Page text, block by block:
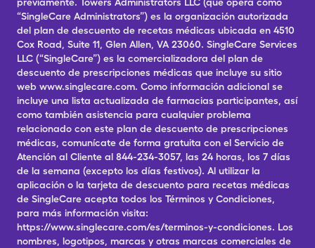
“SingleCare Administrators”) es la organización autorizada
del plan de descuento de recetas médicas ubicada en 4510
Cox Road, Suite 11, Glen Allen, VA 23060. SingleCare Services
LLC (“SingleCare”) es la comercializadora del plan de
descuento de prescripciones médicas que incluye su sitio
web www.singlecare.com. Como información adicional se
incluye una lista actualizada de farmacias participantes, así
como también asistencia para cualquier problema
relacionado con este plan de descuento de prescripciones
médicas, comunícate de forma gratuita con el Servicio de
Atención al Cliente al 844-234-3057, las 24 horas, los 7 días
de la semana (excepto los días festivos). Al utilizar la
aplicación o la tarjeta de descuento para recetas médicas
de SingleCare acepta todos los Términos y Condiciones,
para más información visita:
https://www.singlecare.com/es/terminos-y-condiciones. Los
nombres, logotipos, marcas y otras marcas comerciales de